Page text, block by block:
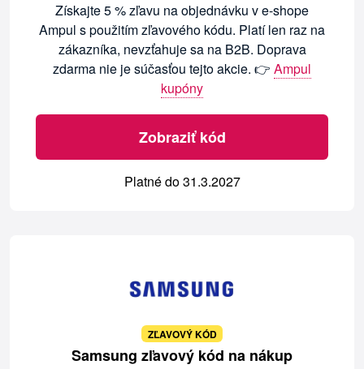
Získajte 5 % zľavu na objednávku v e-shope
Ampul s použitím zľavového kódu. Platí len raz na
zákazníka, nevzťahuje sa na B2B. Doprava
zdarma nie je súčasťou tejto akcie. 👉 Ampul
kupóny
Zobraziť kód
Platné do 31.3.2027
ZĽAVOVÝ KÓD
Samsung zľavový kód na nákup